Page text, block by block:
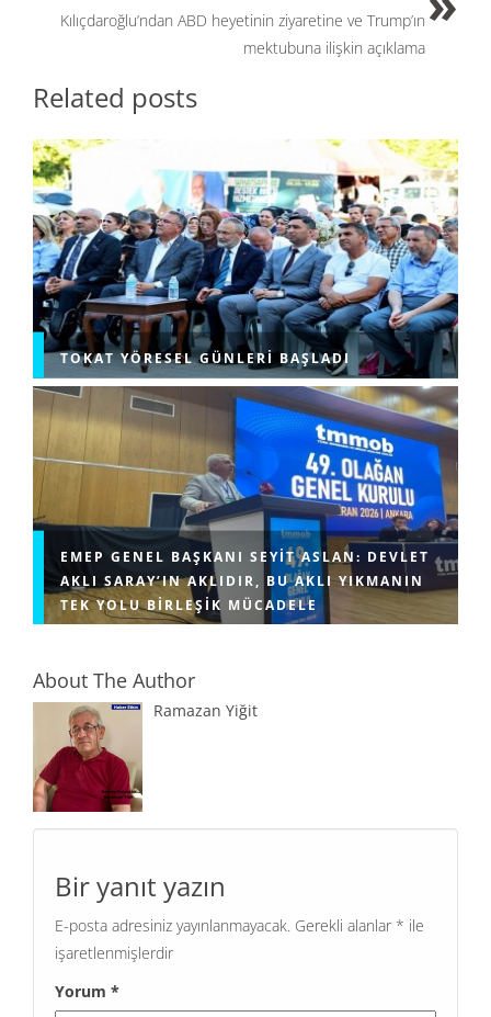
Kılıçdaroğlu’ndan ABD heyetinin ziyaretine ve Trump’ın
mektubuna ilişkin açıklama
Related posts
TOKAT YÖRESEL GÜNLERI BAŞLADI
EMEP GENEL BAŞKANI SEYIT ASLAN: DEVLET
AKLI SARAY’IN AKLIDIR, BU AKLI YIKMANIN
TEK YOLU BIRLEŞIK MÜCADELE
About The Author
Ramazan Yiğit
Bir yanıt yazın
E-posta adresiniz yayınlanmayacak. Gerekli alanlar * ile
işaretlenmişlerdir
Yorum *